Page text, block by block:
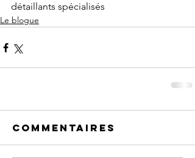
détaillants spécialisés
Le blogue
Commentaires